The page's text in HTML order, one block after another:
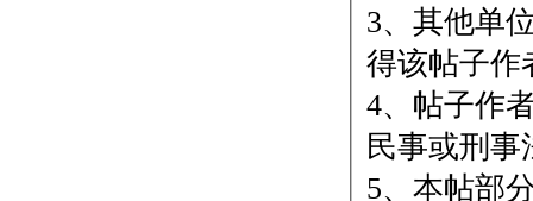
3、其他单
得该帖子作
4、帖子作
民事或刑事
5、本帖部